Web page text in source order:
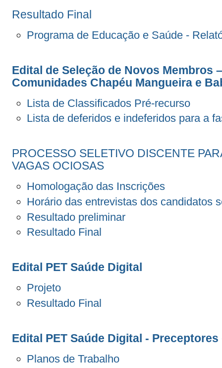
Resultado Final
Programa de Educação e Saúde -
Edital de Seleção de Novos Membros
Comunidades Chapéu Mangueira e
Lista de Classificados Pré-recurso
Lista de deferidos e indeferidos para a
PROCESSO SELETIVO DISCENTE
VAGAS OCIOSAS
Homologação das Inscrições
Horário das entrevistas dos candidatos
Resultado preliminar
Resultado Final
Edital PET Saúde Digital
Projeto
Resultado Final
Edital PET Saúde Digital -
Planos de Trabalho